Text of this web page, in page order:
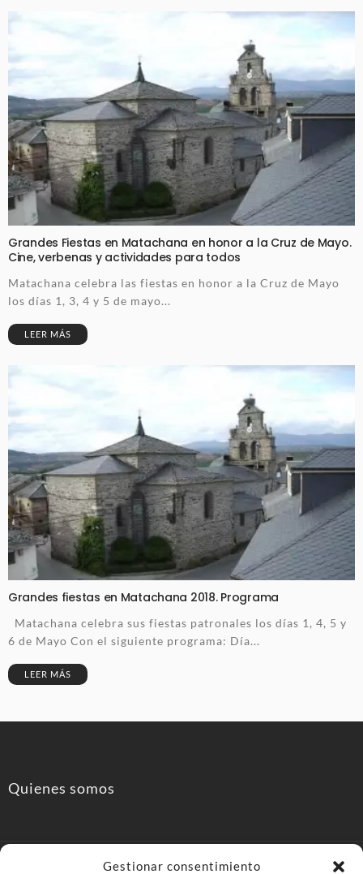
Gestionar consentimiento
Grandes Fiestas en Matachana en honor a la Cruz de Mayo.
Cine, verbenas y actividades para todos
Matachana celebra las fiestas en honor a la Cruz de Mayo
los días 1, 3, 4 y 5 de mayo...
LEER MÁS
Grandes fiestas en Matachana 2018. Programa
Matachana celebra sus fiestas patronales los días 1, 4, 5 y
6 de Mayo Con el siguiente programa: Día...
LEER MÁS
Quienes somos